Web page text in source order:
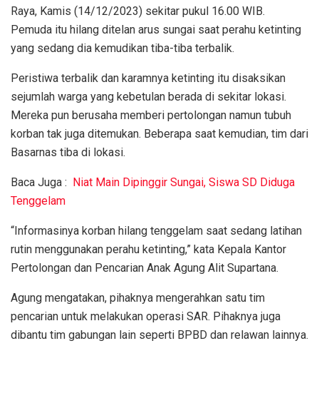
Raya, Kamis (14/12/2023) sekitar pukul 16.00 WIB.
Pemuda itu hilang ditelan arus sungai saat perahu ketinting
yang sedang dia kemudikan tiba-tiba terbalik.
Peristiwa terbalik dan karamnya ketinting itu disaksikan
sejumlah warga yang kebetulan berada di sekitar lokasi.
Mereka pun berusaha memberi pertolongan namun tubuh
korban tak juga ditemukan. Beberapa saat kemudian, tim dari
Basarnas tiba di lokasi.
Baca Juga : Niat Main Dipinggir Sungai, Siswa SD Diduga
Tenggelam
“Informasinya korban hilang tenggelam saat sedang latihan
rutin menggunakan perahu ketinting,” kata Kepala Kantor
Pertolongan dan Pencarian Anak Agung Alit Supartana.
Agung mengatakan, pihaknya mengerahkan satu tim
pencarian untuk melakukan operasi SAR. Pihaknya juga
dibantu tim gabungan lain seperti BPBD dan relawan lainnya.